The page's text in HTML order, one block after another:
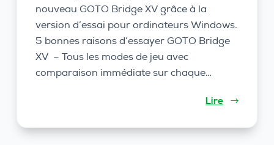
nouveau GOTO Bridge XV grâce à la
version d’essai pour ordinateurs Windows.
5 bonnes raisons d’essayer GOTO Bridge
XV – Tous les modes de jeu avec
comparaison immédiate sur chaque…
Lire